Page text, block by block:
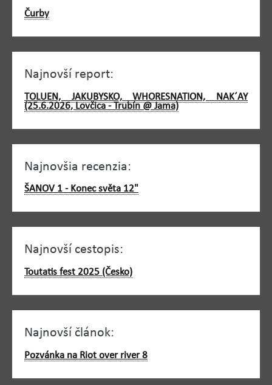
Čurby
Najnovší report:
TOLUEN, JAKUBYSKO, WHORESNATION, NAK´AY
(25.6.2026, Lovčica - Trubín @ Jama)
Najnovšia recenzia:
ŠANOV 1 - Konec světa 12"
Najnovší cestopis:
Toutatis fest 2025 (Česko)
Najnovší článok:
Pozvánka na Riot over river 8